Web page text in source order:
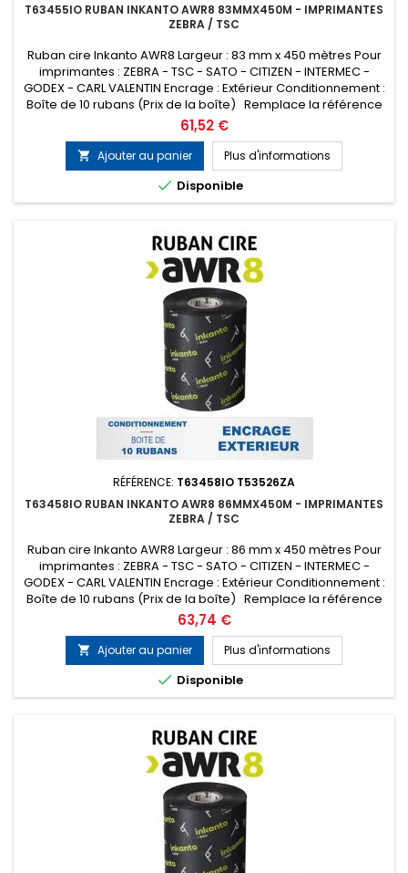
T63455IO RUBAN INKANTO AWR8 83MMX450M - IMPRIMANTES
ZEBRA / TSC
Ruban cire Inkanto AWR8 Largeur : 83 mm x 450 mètres Pour
imprimantes : ZEBRA - TSC - SATO - CITIZEN - INTERMEC -
GODEX - CARL VALENTIN Encrage : Extérieur Conditionnement :
Boîte de 10 rubans (Prix de la boîte) Remplace la référence
ARMOR T53463ZA
Prix
61,52 €
 Ajouter au panier Plus d'informations
 Disponible
RÉFÉRENCE: T63458IO T53526ZA
T63458IO RUBAN INKANTO AWR8 86MMX450M - IMPRIMANTES
ZEBRA / TSC
Ruban cire Inkanto AWR8 Largeur : 86 mm x 450 mètres Pour
imprimantes : ZEBRA - TSC - SATO - CITIZEN - INTERMEC -
GODEX - CARL VALENTIN Encrage : Extérieur Conditionnement :
Boîte de 10 rubans (Prix de la boîte) Remplace la référence
ARMOR T53526ZA
Prix
63,74 €
 Ajouter au panier Plus d'informations
 Disponible